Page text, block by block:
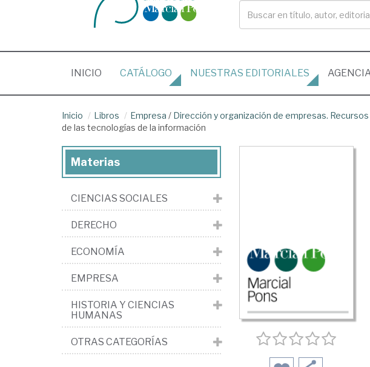
INICIO (CURRENT)
CATÁLOGO NUESTRAS EDITORIALES
Inicio Libros Empresa / Dirección y organización de empresas.
de las tecnologías de la información
Materias
CIENCIAS SOCIALES
DERECHO
ECONOMÍA
EMPRESA
HISTORIA Y CIENCIAS
HUMANAS
OTRAS CATEGORÍAS